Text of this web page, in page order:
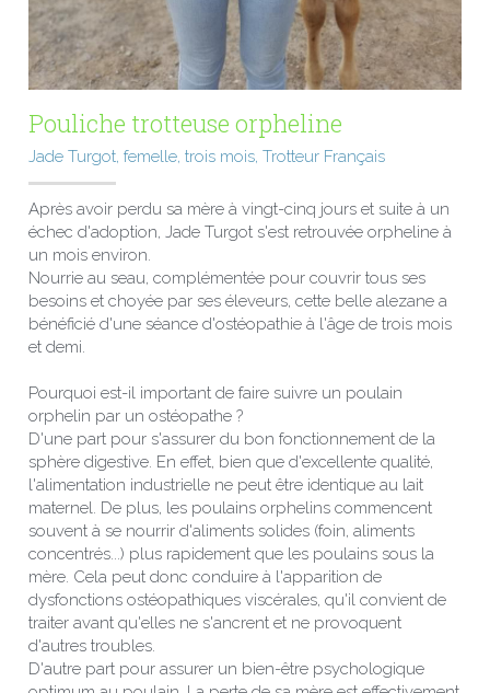
Pouliche trotteuse orpheline
Jade Turgot, femelle, trois mois, Trotteur Français
Après avoir perdu sa mère à vingt-cinq jours et suite à un
échec d'adoption, Jade Turgot s'est retrouvée orpheline à
un mois environ.
Nourrie au seau, complémentée pour couvrir tous ses
besoins et choyée par ses éleveurs, cette belle alezane a
bénéficié d'une séance d'ostéopathie à l'âge de trois mois
et demi.
Pourquoi est-il important de faire suivre un poulain
orphelin par un ostéopathe ?
D'une part pour s'assurer du bon fonctionnement de la
sphère digestive. En effet, bien que d'excellente qualité,
l'alimentation industrielle ne peut être identique au lait
maternel. De plus, les poulains orphelins commencent
souvent à se nourrir d'aliments solides (foin, aliments
concentrés...) plus rapidement que les poulains sous la
mère. Cela peut donc conduire à l'apparition de
dysfonctions ostéopathiques viscérales, qu'il convient de
traiter avant qu'elles ne s'ancrent et ne provoquent
d'autres troubles.
D'autre part pour assurer un bien-être psychologique